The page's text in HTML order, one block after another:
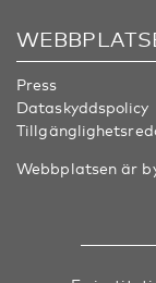
Press
Dataskyddspolicy
Webbplatsen är